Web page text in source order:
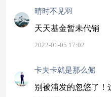
21年，A股创业板指
是美股纳斯达克指数
晴时不见羽
天天基金暂未代销
2022-01-05 17:02
卡夫卡就是那么倔
别被浦发的忽悠了！